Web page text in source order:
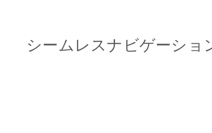
シームレスナビゲーショ